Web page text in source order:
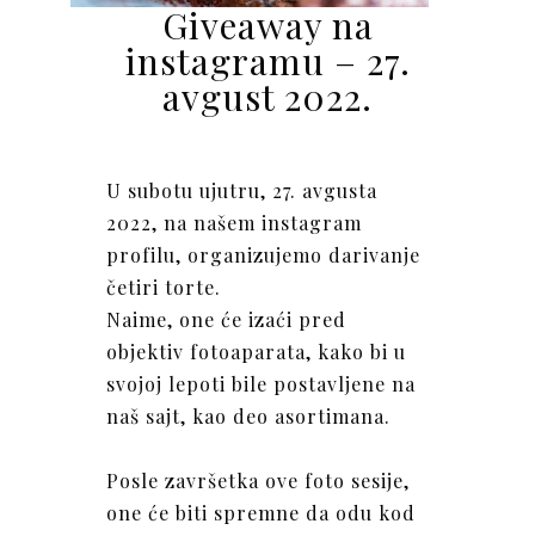
Giveaway na
instagramu – 27.
avgust 2022.
U subotu ujutru, 27. avgusta
2022, na našem instagram
profilu, organizujemo darivanje
četiri torte.
Naime, one će izaći pred
objektiv fotoaparata, kako bi u
svojoj lepoti bile postavljene na
naš sajt, kao deo asortimana.
Posle završetka ove foto sesije,
one će biti spremne da odu kod